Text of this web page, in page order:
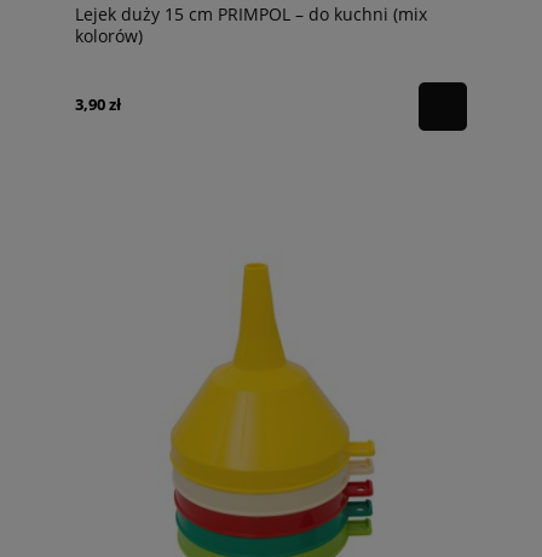
Lejek duży 15 cm PRIMPOL – do kuchni (mix
kolorów)
3,90 zł